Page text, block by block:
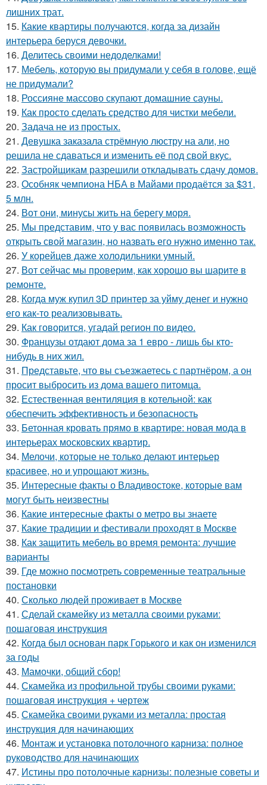
лишних трат.
15. Какие квартиры получаются, когда за дизайн
интерьера беруся девочки.
16. Делитесь своими недоделками!
17. Мебель, которую вы придумали у себя в голове, ещё
не придумали?
18. Россияне массово скупают домашние сауны.
19. Как просто сделать средство для чистки мебели.
20. Задача не из простых.
21. Девушка заказала стрёмную люстру на али, но
решила не сдаваться и изменить её под свой вкус.
22. Застройщикам разрешили откладывать сдачу домов.
23. Особняк чемпиона НБА в Майами продаётся за $31,
5 млн.
24. Вот они, минусы жить на берегу моря.
25. Мы представим, что у вас появилась возможность
открыть свой магазин, но назвать его нужно именно так.
26. У корейцев даже холодильники умный.
27. Вот сейчас мы проверим, как хорошо вы шарите в
ремонте.
28. Когда муж купил 3D принтер за уйму денег и нужно
его как-то реализовывать.
29. Как говорится, угадай регион по видео.
30. Французы отдают дома за 1 евро - лишь бы кто-
нибудь в них жил.
31. Представьте, что вы съезжаетесь с партнёром, а он
просит выбросить из дома вашего питомца.
32. Естественная вентиляция в котельной: как
обеспечить эффективность и безопасность
33. Бетонная кровать прямо в квартире: новая мода в
интерьерах московских квартир.
34. Мелочи, которые не только делают интерьер
красивее, но и упрощают жизнь.
35. Интересные факты о Владивостоке, которые вам
могут быть неизвестны
36. Какие интересные факты о метро вы знаете
37. Какие традиции и фестивали проходят в Москве
38. Как защитить мебель во время ремонта: лучшие
варианты
39. Где можно посмотреть современные театральные
постановки
40. Сколько людей проживает в Москве
41. Сделай скамейку из металла своими руками:
пошаговая инструкция
42. Когда был основан парк Горького и как он изменился
за годы
43. Мамочки, общий сбор!
44. Скамейка из профильной трубы своими руками:
пошаговая инструкция + чертеж
45. Скамейка своими руками из металла: простая
инструкция для начинающих
46. Монтаж и установка потолочного карниза: полное
руководство для начинающих
47. Истины про потолочные карнизы: полезные советы и